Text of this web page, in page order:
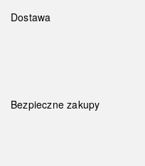
Dostawa
Bezpieczne zakupy